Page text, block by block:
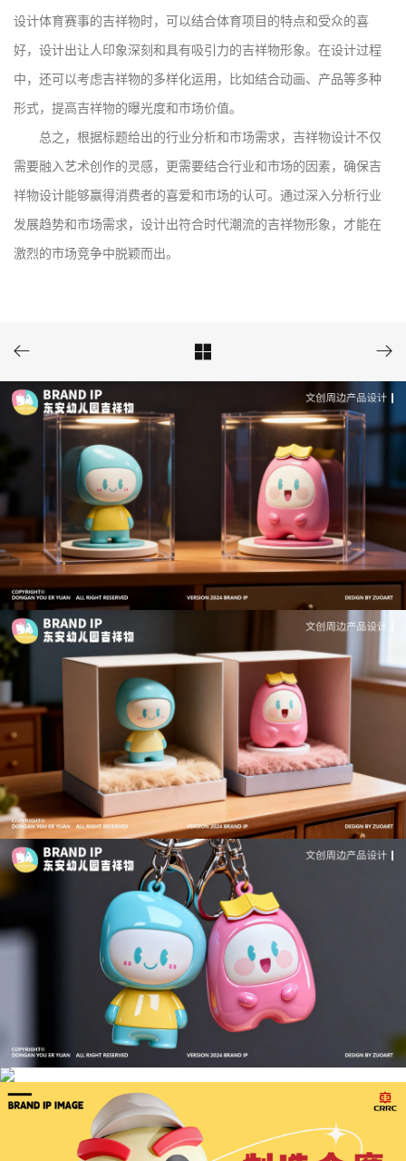
设计体育赛事的吉祥物时，可以结合体育项目的特点和受众的喜
好，设计出让人印象深刻和具有吸引力的吉祥物形象。在设计过程
中，还可以考虑吉祥物的多样化运用，比如结合动画、产品等多种
形式，提高吉祥物的曝光度和市场价值。
总之，根据标题给出的行业分析和市场需求，吉祥物设计不仅
需要融入艺术创作的灵感，更需要结合行业和市场的因素，确保吉
祥物设计能够赢得消费者的喜爱和市场的认可。通过深入分析行业
发展趋势和市场需求，设计出符合时代潮流的吉祥物形象，才能在
激烈的市场竞争中脱颖而出。
  